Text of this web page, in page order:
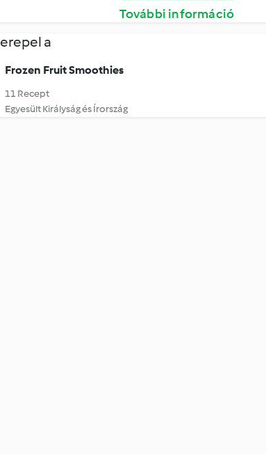
További információ
a
Frozen Fruit Smoothies
11 Recept
Egyesült Királyság és Írország